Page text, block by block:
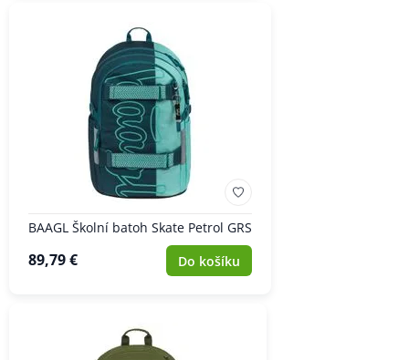
BAAGL Školní batoh Skate Petrol GRS
89,79 € Do košíku